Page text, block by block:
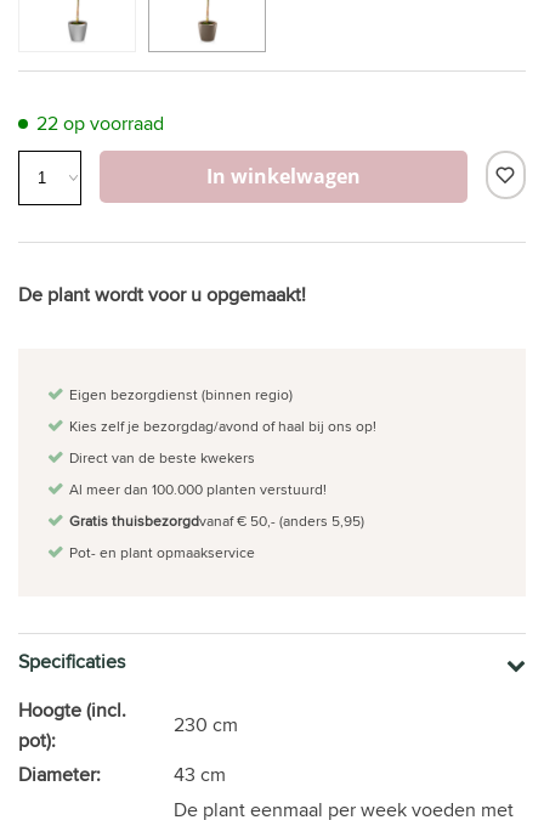
22 op voorraad
In winkelwagen
De plant wordt voor u opgemaakt!
Eigen bezorgdienst (binnen regio)
Kies zelf je bezorgdag/avond of haal bij ons op!
Direct van de beste kwekers
Al meer dan 100.000 planten verstuurd!
Gratis thuisbezorgdvanaf € 50,- (anders 5,95)
Pot- en plant opmaakservice
Specificaties
Hoogte (incl.
pot):
230 cm
Diameter:
43 cm
De plant eenmaal per week voeden met